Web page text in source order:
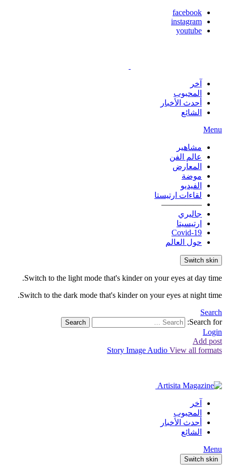
facebook
instagram
youtube
آخر
المحبوب
أحدث الأخبار
الشائع
Menu
مشاهير
عالم الفن
المعارض
موضة
الفيديو
لقاءات ارتيستا
—————
جاليري
ارتيسيتا
Covid-19
حول العالم
Switch skin
Switch to the light mode that's kinder on your eyes at day time.
Switch to the dark mode that's kinder on your eyes at night time.
Search
Search for:
Search
Login
Add post
Story Image Audio View all formats
آخر
المحبوب
أحدث الأخبار
الشائع
Menu
Switch skin